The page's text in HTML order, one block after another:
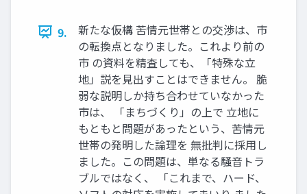
9.
新たな仮構 苦情元世帯との交渉は、市
の転換点となりました。これより前の
市 の資料を精査しても、「特殊な立
地」説を見出すことはできません。 脆
弱な説明しか持ち合わせていなかった
市は、 「まちづくり」の上で 立地に
もともと問題があったという、苦情元
世帯の発明した論理を 無批判に採用し
ました。この問題は、単なる騒音トラ
ブルではなく、 「これまで、ハード、